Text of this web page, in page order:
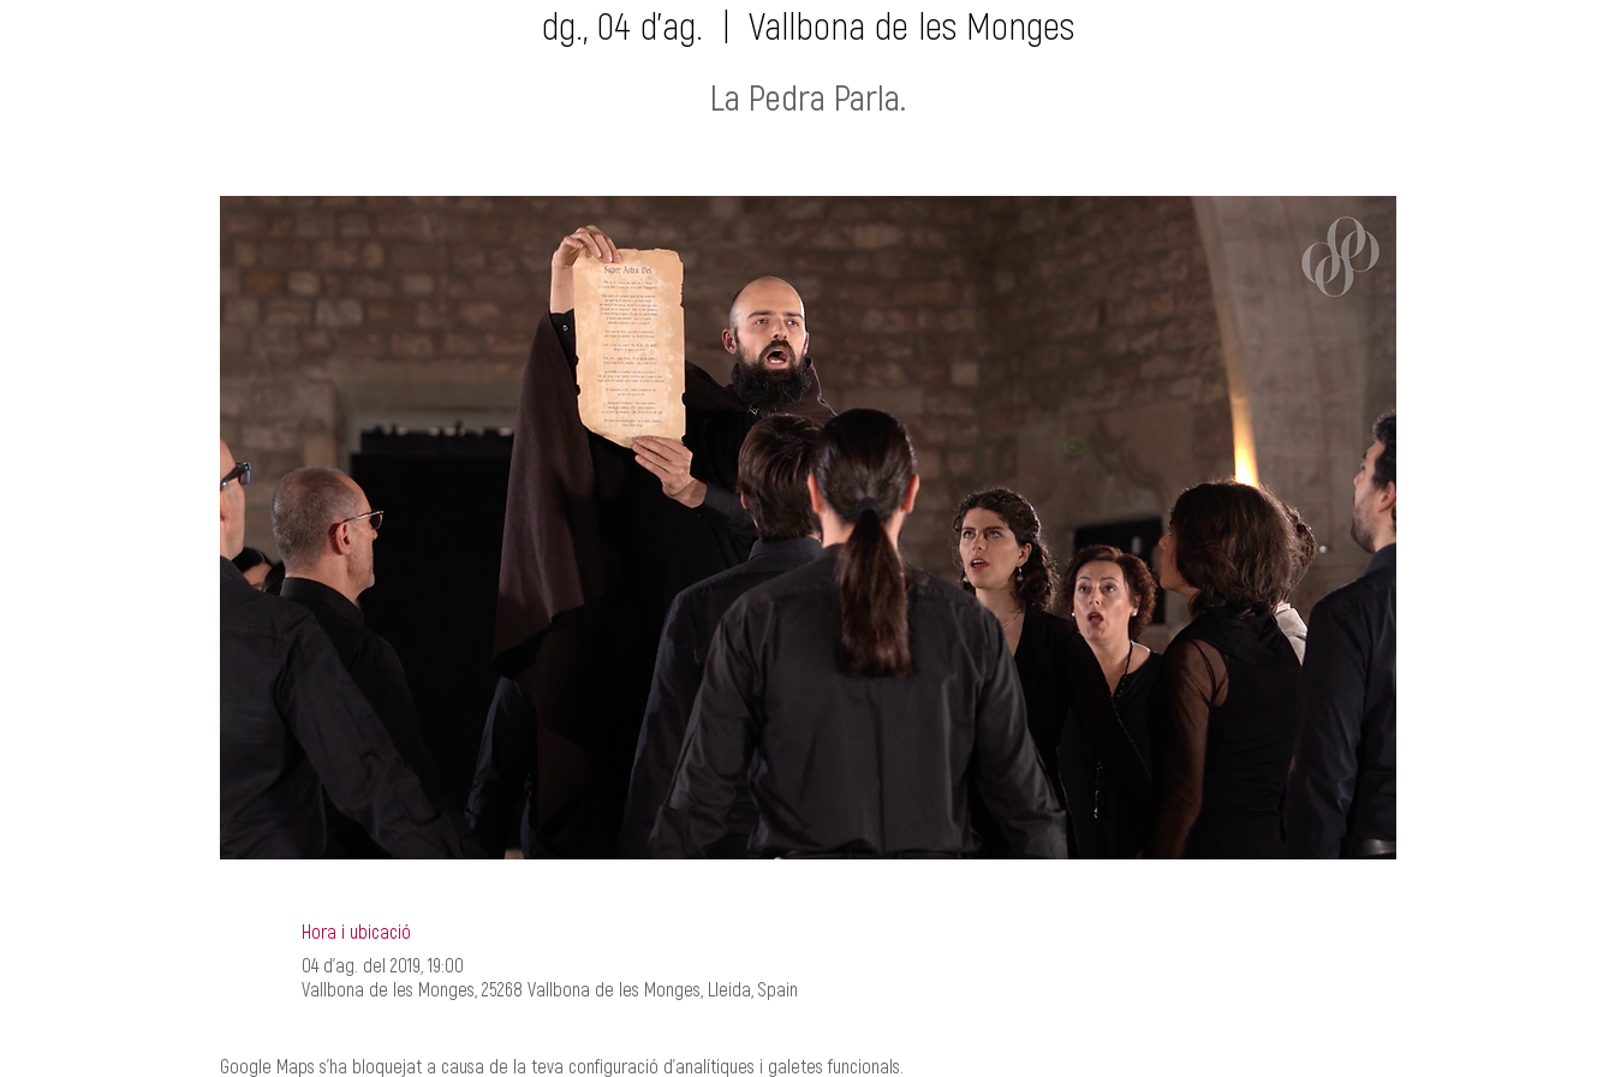
dg., 04 d’ag.
  |
Vallbona de les Monges
La Pedra Parla.
Hora i ubicació
04 d’ag. del 2019, 19:00
Vallbona de les Monges, 25268 Vallbona de les Monges, Lleida, Spain
Google Maps s'ha bloquejat a causa de la teva configuració d'analítiques i galetes funcionals.